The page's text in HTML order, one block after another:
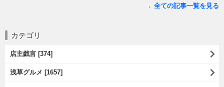
全ての記事一覧を見る
カテゴリ
店主戯言 [374]
浅草グルメ [1657]